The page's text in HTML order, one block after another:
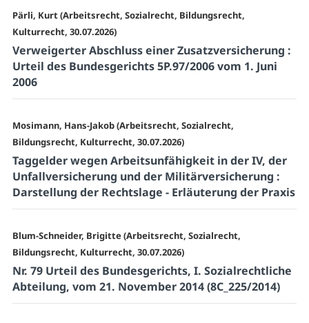
Pärli, Kurt (Arbeitsrecht, Sozialrecht, Bildungsrecht,
Kulturrecht, 30.07.2026)
Verweigerter Abschluss einer Zusatzversicherung :
Urteil des Bundesgerichts 5P.97/2006 vom 1. Juni
2006
Mosimann, Hans-Jakob (Arbeitsrecht, Sozialrecht,
Bildungsrecht, Kulturrecht, 30.07.2026)
Taggelder wegen Arbeitsunfähigkeit in der IV, der
Unfallversicherung und der Militärversicherung :
Darstellung der Rechtslage - Erläuterung der Praxis
Blum-Schneider, Brigitte (Arbeitsrecht, Sozialrecht,
Bildungsrecht, Kulturrecht, 30.07.2026)
Nr. 79 Urteil des Bundesgerichts, I. Sozialrechtliche
Abteilung, vom 21. November 2014 (8C_225/2014)